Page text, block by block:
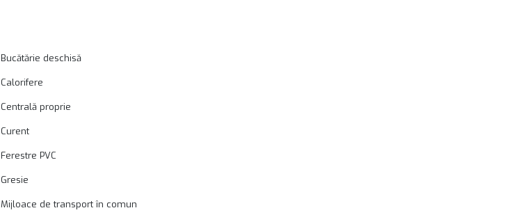
Bucătărie deschisă
Calorifere
Centrală proprie
Curent
Ferestre PVC
Gresie
Mijloace de transport în comun